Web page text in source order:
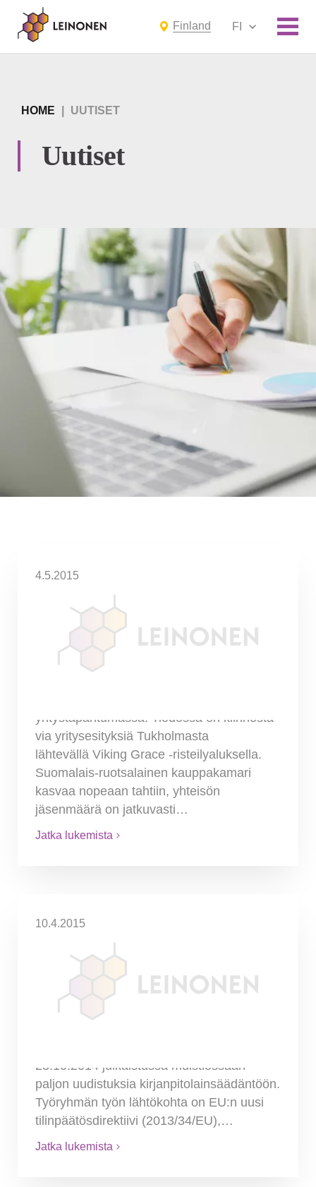
Finland FI
HOME UUTISET
Uutiset
4.5.2015
Leinonen Finland on mukana
suomalais-ruotsalaisen
kauppakamarin
yritystapahtumassa
yritystapahtumassa. Tiedossa on kiinnosta­
via yritysesityksiä Tukholmasta
lähtevällä Viking Grace -risteilyaluksella.
Suomalais-ruotsalainen kauppakamari
kasvaa no­peaan tahtiin, yhteisön
jäsenmäärä on jatkuvasti…
Jatka lukemista
10.4.2015
Työ- ja elinkeinoministeriön
ehdottamat muutokset
kirjanpidon lainsäädäntöön
Kirjanpitolainsäädännön muutos astuu
23.10.2014 julkaistussa muistiossaan
paljon uudistuksia kirjanpitolainsäädäntöön.
Työryhmän työn lähtökohta on EU:n uusi
tilinpäätösdirektiivi (2013/34/EU),…
Jatka lukemista